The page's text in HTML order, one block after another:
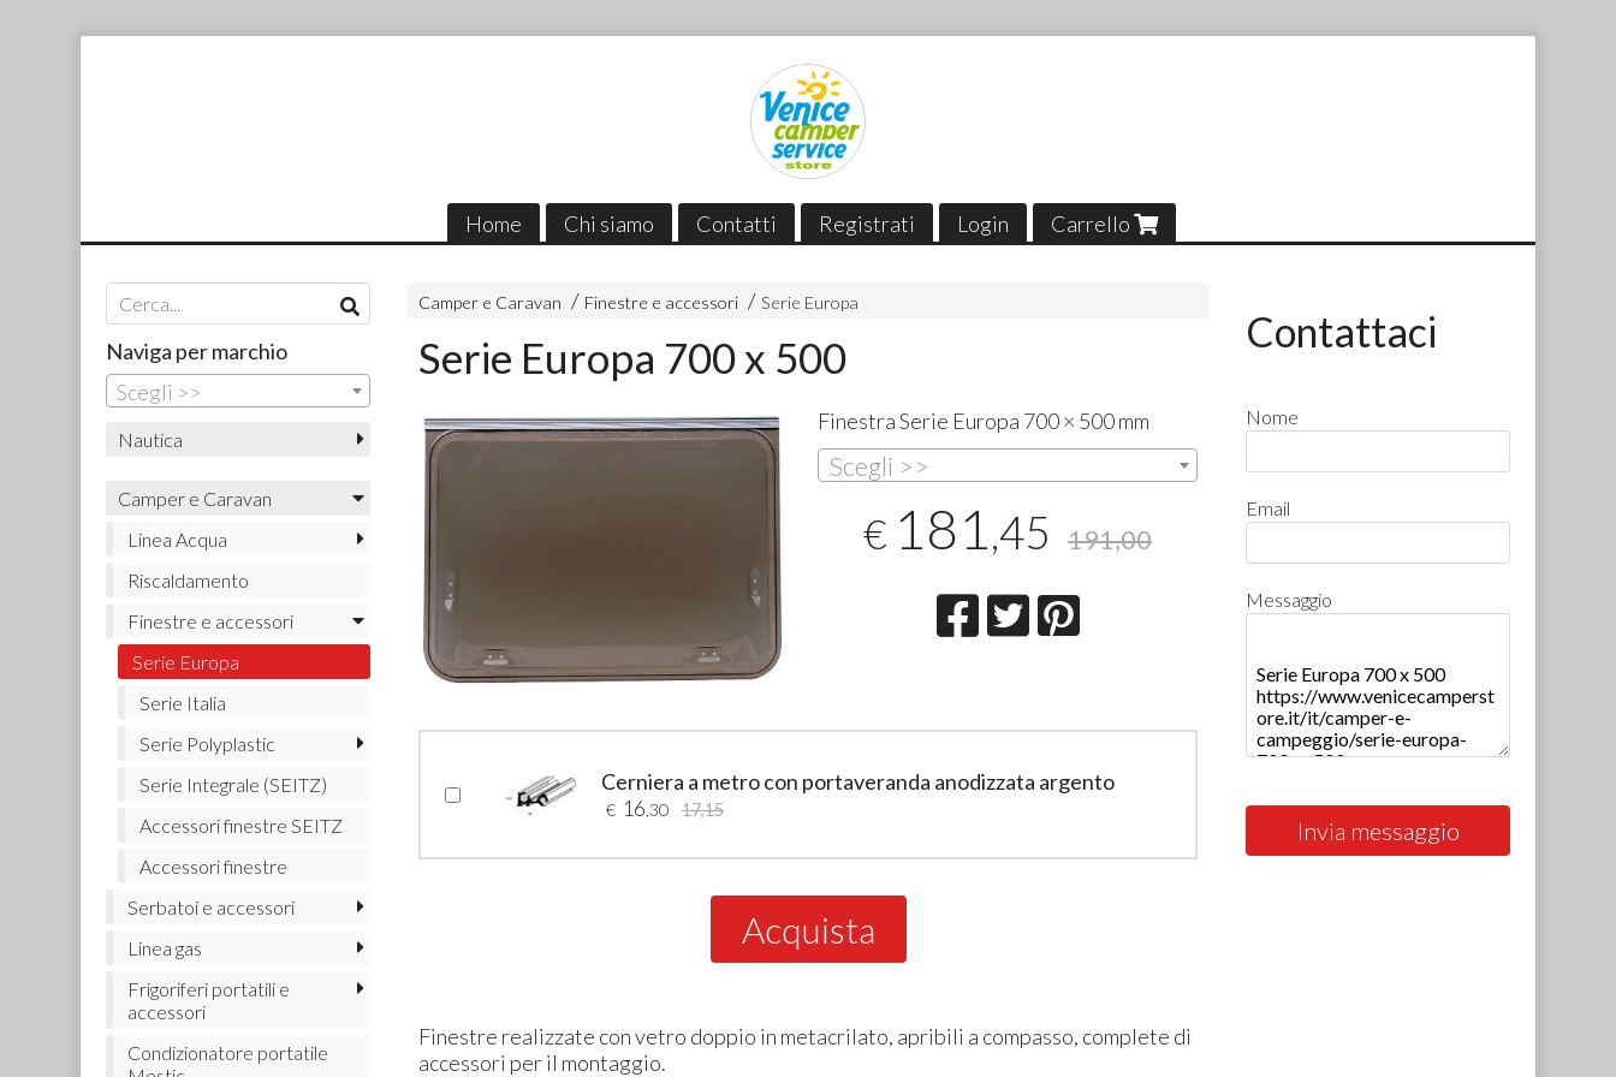
Home Chi siamo Contatti Registrati Login Carrello
Camper e Caravan Finestre e accessori Serie Europa
Serie Europa 700 x 500
Finestra Serie Europa 700 × 500 mm
Scegli >>
€ 181 ,45 191,00
Cerniera a metro con portaveranda anodizzata argento
€ 16 ,30 17,15
Acquista
Finestre realizzate con vetro doppio in metacrilato, apribili a compasso, complete di
accessori per il montaggio.
Naviga per marchio
Scegli >>
Nautica
Camper e Caravan
Linea Acqua
Riscaldamento
Finestre e accessori
Serie Europa
Serie Italia
Serie Polyplastic
Serie Integrale (SEITZ)
Accessori finestre SEITZ
Accessori finestre
Serbatoi e accessori
Linea gas
Frigoriferi portatili e
accessori
Condizionatore portatile
Contattaci
Nome
Email
Messaggio
Invia messaggio